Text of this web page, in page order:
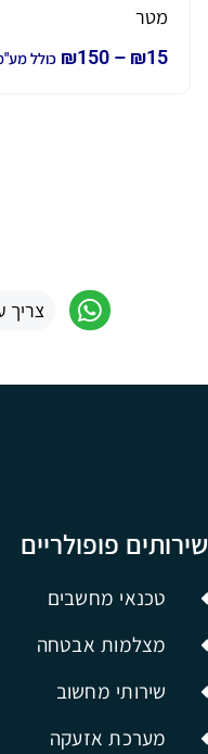
מטר
₪15
–
₪150 כולל
צריך
שירותים פופולריים
טכנאי מחשבים
מצלמות אבטחה
שירותי מחשוב
מערכת אזעקה